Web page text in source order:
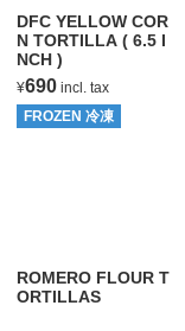
DFC YELLOW COR
N TORTILLA ( 6.5 I
NCH )
¥690 incl. tax
FROZEN 冷凍
ROMERO FLOUR T
ORTILLAS